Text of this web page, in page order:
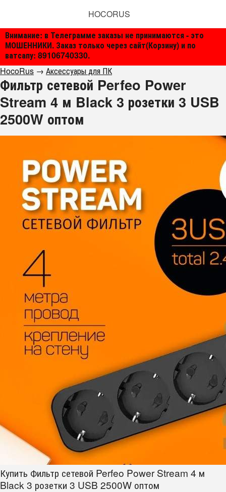
Внимание: в Телеграмме заказы не принимаются - это
МОШЕННИКИ. Заказ только через сайт(Корзину) и по
ватсапу: 89106740330.
HOCORUS
HocoRus → Аксессуары для ПК
Фильтр сетевой Perfeo Power
Stream 4 м Black 3 розетки 3 USB
2500W оптом
Купить Фильтр сетевой Perfeo Power Stream 4 м
Black 3 розетки 3 USB 2500W оптом